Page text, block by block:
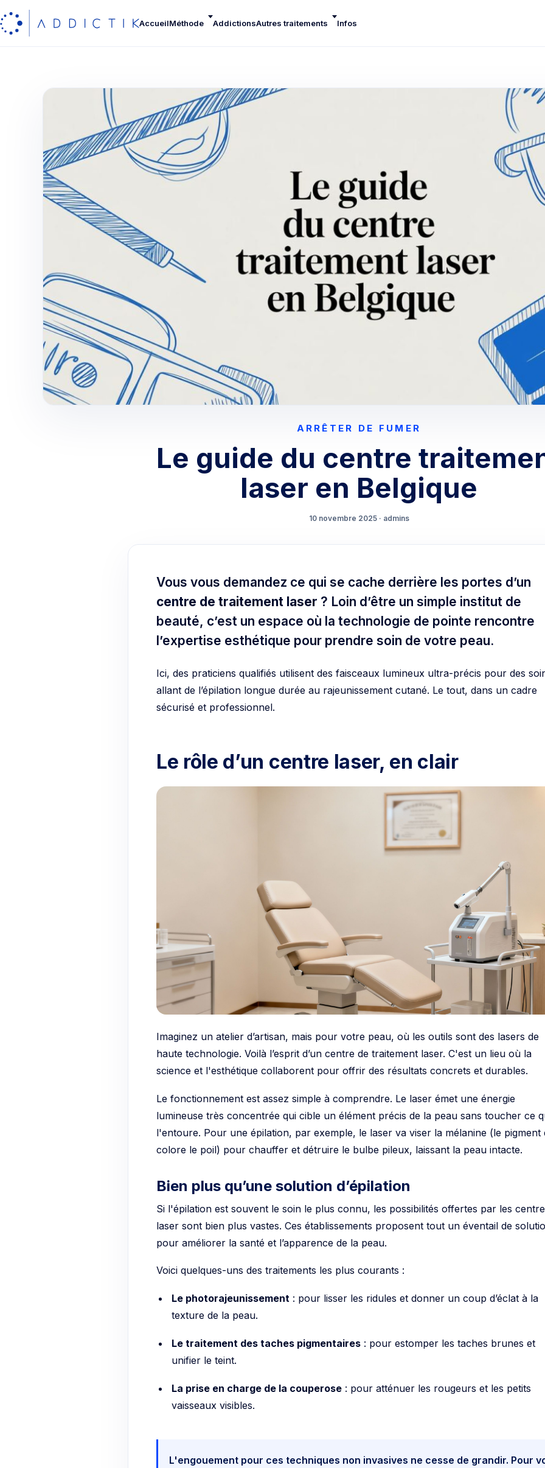
AccueilMéthode AddictionsAutres traitements Infos
ARRÊTER DE FUMER
Le guide du centre
laser en Belgique
10 novembre 2025 · admins
Vous vous demandez ce qui se cache derrière les portes d’un
centre de traitement laser ? Loin d’être un simple institut de
beauté, c’est un espace où la technologie de pointe rencontre
l’expertise esthétique pour prendre soin de votre peau.
Ici, des praticiens qualifiés utilisent des faisceaux lumineux ultra-précis pour des
allant de l’épilation longue durée au rajeunissement cutané. Le tout, dans un cadre
sécurisé et professionnel.
Le rôle d’un centre laser, en clair
Imaginez un atelier d’artisan, mais pour votre peau, où les outils sont des lasers de
haute technologie. Voilà l’esprit d’un centre de traitement laser. C'est un lieu où la
science et l'esthétique collaborent pour offrir des résultats concrets et durables.
Le fonctionnement est assez simple à comprendre. Le laser émet une énergie
lumineuse très concentrée qui cible un élément précis de la peau sans toucher ce
l'entoure. Pour une épilation, par exemple, le laser va viser la mélanine (le pigment
colore le poil) pour chauffer et détruire le bulbe pileux, laissant la peau intacte.
Bien plus qu’une solution d’épilation
Si l'épilation est souvent le soin le plus connu, les possibilités offertes par les
laser sont bien plus vastes. Ces établissements proposent tout un éventail de
pour améliorer la santé et l’apparence de la peau.
Voici quelques-uns des traitements les plus courants :
Le photorajeunissement: pour lisser les ridules et donner un coup d’éclat à la
texture de la peau.
Le traitement des taches pigmentaires: pour estomper les taches brunes et
unifier le teint.
La prise en charge de la couperose: pour atténuer les rougeurs et les petits
vaisseaux visibles.
L'engouement pour ces techniques non invasives ne cesse de grandir. Pour